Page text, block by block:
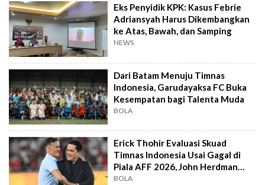
Eks Penyidik KPK: Kasus Febrie
Adriansyah Harus Dikembangkan
ke Atas, Bawah, dan Samping
NEWS
Dari Batam Menuju Timnas
Indonesia, Garudayaksa FC Buka
Kesempatan bagi Talenta Muda
BOLA
Erick Thohir Evaluasi Skuad
Timnas Indonesia Usai Gagal di
Piala AFF 2026, John Herdman
Out?
BOLA